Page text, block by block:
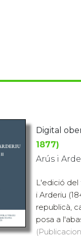
Digital
1877)
Arús i
L'edició
i Arderiu
republicà,
posa a